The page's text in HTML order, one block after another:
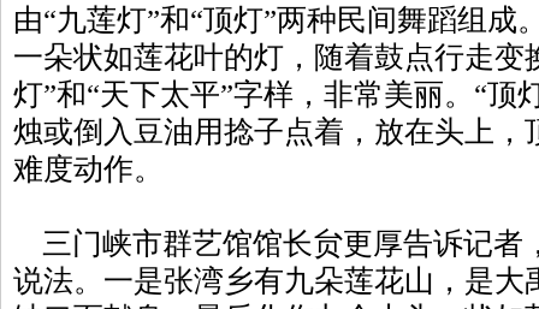
由“九莲灯”和“顶灯”两种民间舞蹈组成
一朵状如莲花叶的灯，随着鼓点行走变
灯”和“天下太平”字样，非常美丽。“顶
烛或倒入豆油用捻子点着，放在头上，
难度动作。
三门峡市群艺馆馆长贠更厚告诉记者
说法。一是张湾乡有九朵莲花山，是大